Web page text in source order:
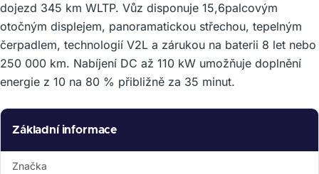
dojezd 345 km WLTP. Vůz disponuje 15,6palcovým
otočným displejem, panoramatickou střechou, tepelným
čerpadlem, technologií V2L a zárukou na baterii 8 let nebo
250 000 km. Nabíjení DC až 110 kW umožňuje doplnění
energie z 10 na 80 % přibližně za 35 minut.
Základní informace
Značka